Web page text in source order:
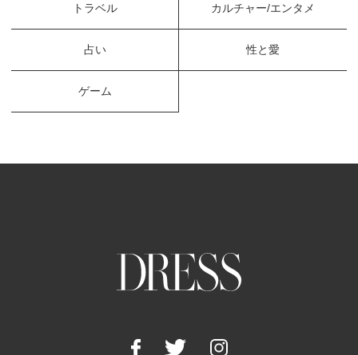
トラベル カルチャー/エンタメ
占い 性と愛
ゲーム